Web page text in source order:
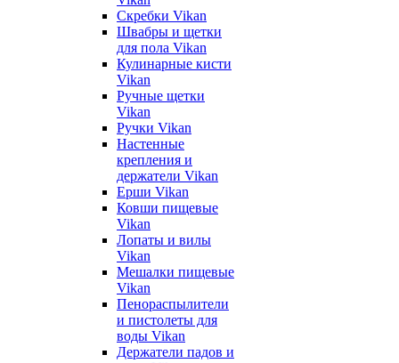
Скребки Vikan
Швабры и щетки
для пола Vikan
Кулинарные кисти
Vikan
Ручные щетки
Vikan
Ручки Vikan
Настенные
крепления и
держатели Vikan
Ерши Vikan
Ковши пищевые
Vikan
Лопаты и вилы
Vikan
Мешалки пищевые
Vikan
Пенораспылители
и пистолеты для
воды Vikan
Держатели падов и